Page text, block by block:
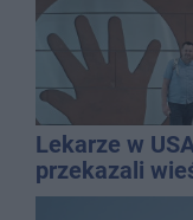
Lekarze w
przekazali